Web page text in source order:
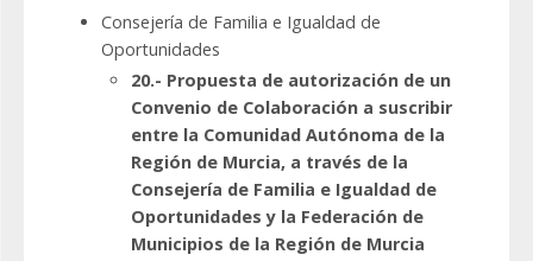
Consejería de Familia e Igualdad de
Oportunidades
20.- Propuesta de autorización de un
Convenio de Colaboración a suscribir
entre la Comunidad Autónoma de la
Región de Murcia, a través de la
Consejería de Familia e Igualdad de
Oportunidades y la Federación de
Municipios de la Región de Murcia